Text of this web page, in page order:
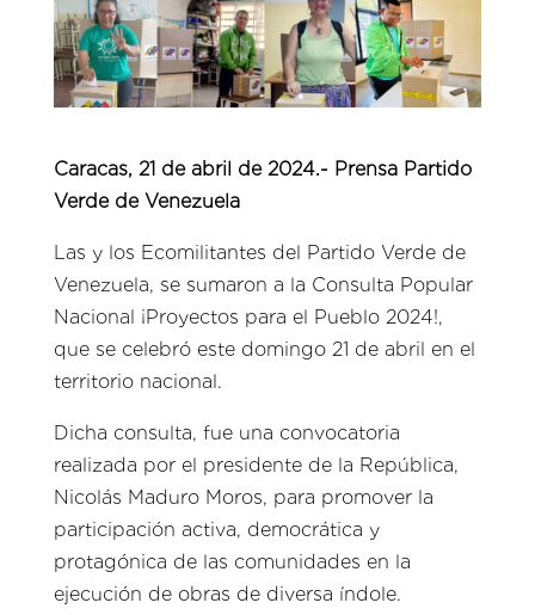
Caracas, 21 de abril de 2024.- Prensa Partido
Verde de Venezuela
Las y los Ecomilitantes del Partido Verde de
Venezuela, se sumaron a la Consulta Popular
Nacional ¡Proyectos para el Pueblo 2024!,
que se celebró este domingo 21 de abril en el
territorio nacional.
Dicha consulta, fue una convocatoria
realizada por el presidente de la República,
Nicolás Maduro Moros, para promover la
participación activa, democrática y
protagónica de las comunidades en la
ejecución de obras de diversa índole.